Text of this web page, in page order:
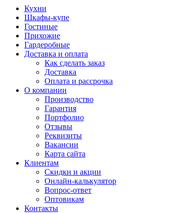
Кухни
Шкафы-купе
Гостиные
Прихожие
Гардеробные
Доставка и оплата
Как сделать заказ
Доставка
Оплата и рассрочка
О компании
Производство
Гарантия
Портфолио
Отзывы
Реквизиты
Вакансии
Карта сайта
Клиентам
Скидки и акции
Онлайн-калькулятор
Вопрос-ответ
Оптовикам
Контакты